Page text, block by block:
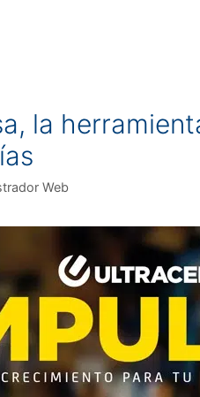
la
Web